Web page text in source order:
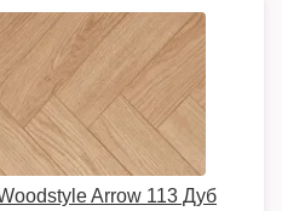
Arrow 113 Дуб